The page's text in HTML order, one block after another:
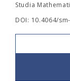
Studia
DOI: 10.4064/